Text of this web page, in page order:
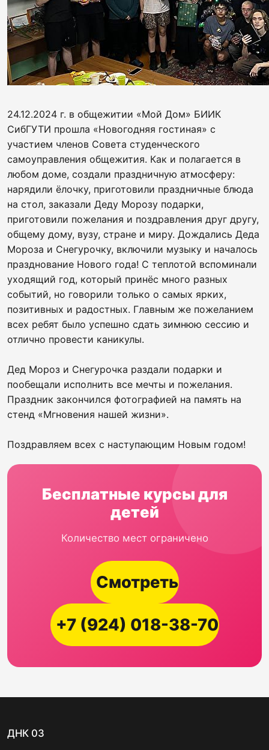
24.12.2024 г. в общежитии «Мой Дом» БИИК
СибГУТИ прошла «Новогодняя гостиная» с
участием членов Совета студенческого
самоуправления общежития. Как и полагается в
любом доме, создали праздничную атмосферу:
нарядили ёлочку, приготовили праздничные блюда
на стол, заказали Деду Морозу подарки,
приготовили пожелания и поздравления друг другу,
общему дому, вузу, стране и миру. Дождались Деда
Мороза и Снегурочку, включили музыку и началось
празднование Нового года! С теплотой вспоминали
уходящий год, который принёс много разных
событий, но говорили только о самых ярких,
позитивных и радостных. Главным же пожеланием
всех ребят было успешно сдать зимнюю сессию и
отлично провести каникулы.
Дед Мороз и Снегурочка раздали подарки и
пообещали исполнить все мечты и пожелания.
Праздник закончился фотографией на память на
стенд «Мгновения нашей жизни».
Поздравляем всех с наступающим Новым годом!
Бесплатные курсы для
детей
Количество мест ограничено
Смотреть
+7 (924) 018-38-70
ДНК 03